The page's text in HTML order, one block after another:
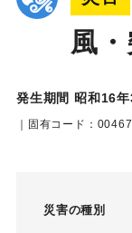
風・
発生期間 昭和16
｜固有コード：
災害の種別